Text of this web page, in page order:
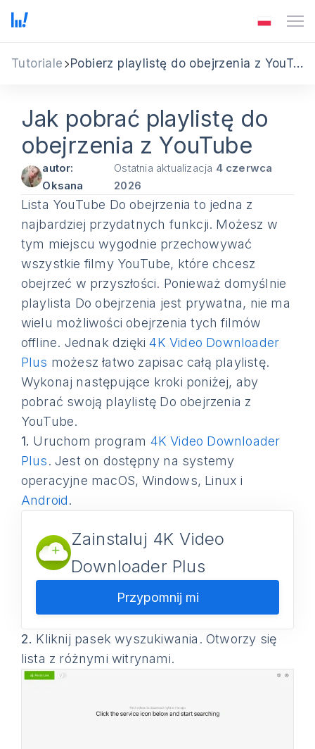
Tutoriale Pobierz playlistę do obejrzenia z YouTube
Jak pobrać playlistę do
obejrzenia z YouTube
autor:
Oksana
Ostatnia aktualizacja 4 czerwca
2026
Lista YouTube Do obejrzenia to jedna z
najbardziej przydatnych funkcji. Możesz w
tym miejscu wygodnie przechowywać
wszystkie filmy YouTube, które chcesz
obejrzeć w przyszłości. Ponieważ domyślnie
playlista Do obejrzenia jest prywatna, nie ma
wielu możliwości obejrzenia tych filmów
offline. Jednak dzięki4K Video Downloader
Plus możesz łatwo zapisac całą playlistę.
Wykonaj następujące kroki poniżej, aby
pobrać swoją playlistę Do obejrzenia z
YouTube.
1. Uruchom program 4K Video Downloader
Plus. Jest on dostępny na systemy
operacyjne macOS, Windows, Linux i
Android.
Zainstaluj 4K Video
Downloader Plus
Przypomnij mi
2. Kliknij pasek wyszukiwania. Otworzy się
lista z różnymi witrynami.